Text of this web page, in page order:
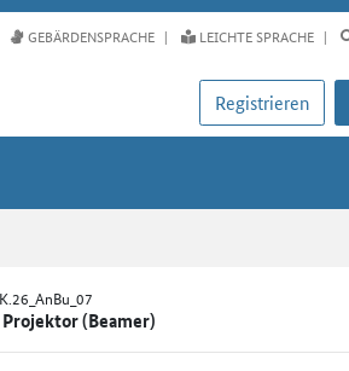
GEBÄRDENSPRACHE LEICHTE SPRACHE
Registrieren
Projektor (Beamer)